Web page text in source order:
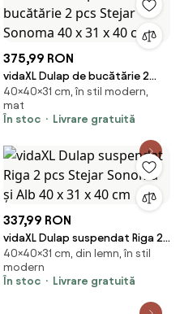
375,99 RON
vidaXL Dulap de bucătărie 2
pcs Stejar Sonoma 40 x 31 x 40
cm
40×40×31 cm, în stil modern,
mat
În stoc
Livrare gratuită
337,99 RON
vidaXL Dulap suspendat Riga 2
pcs Stejar Sonoma și Alb 40 x 31
x 40 cm
40×40×31 cm, din lemn, în stil
modern
În stoc
Livrare gratuită